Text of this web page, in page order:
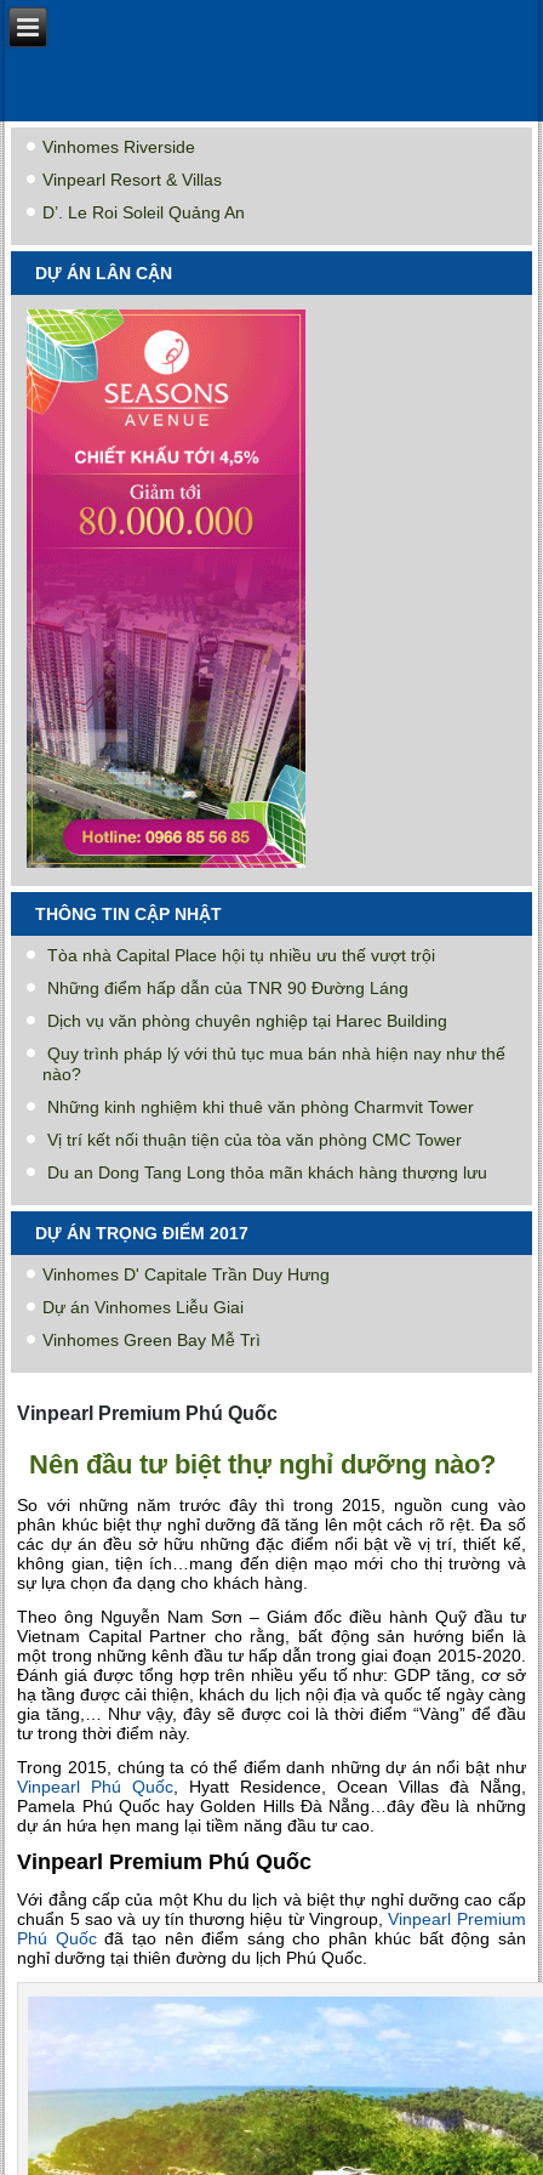
Vinhomes Riverside
Vinpearl Resort & Villas
D’. Le Roi Soleil Quảng An
DỰ ÁN LÂN CẬN
THÔNG TIN CẬP NHẬT
Tòa nhà Capital Place hội tụ nhiều ưu thế vượt trội
Những điểm hấp dẫn của TNR 90 Đường Láng
Dịch vụ văn phòng chuyên nghiệp tại Harec Building
Quy trình pháp lý với thủ tục mua bán nhà hiện nay như thế
nào?
Những kinh nghiệm khi thuê văn phòng Charmvit Tower
Vị trí kết nối thuận tiện của tòa văn phòng CMC Tower
Du an Dong Tang Long thỏa mãn khách hàng thượng lưu
DỰ ÁN TRỌNG ĐIỂM 2017
Vinhomes D' Capitale Trần Duy Hưng
Dự án Vinhomes Liễu Giai
Vinhomes Green Bay Mễ Trì
Vinpearl Premium Phú Quốc
Nên đầu tư biệt thự nghỉ dưỡng nào?
So với những năm trước đây thì trong 2015, nguồn cung vào
phân khúc biệt thự nghỉ dưỡng đã tăng lên một cách rõ rệt. Đa số
các dự án đều sở hữu những đặc điểm nổi bật về vị trí, thiết kế,
không gian, tiện ích…mang đến diện mạo mới cho thị trường và
sự lựa chọn đa dạng cho khách hàng.
Theo ông Nguyễn Nam Sơn – Giám đốc điều hành Quỹ đầu tư
Vietnam Capital Partner cho rằng, bất động sản hướng biển là
một trong những kênh đầu tư hấp dẫn trong giai đoạn 2015-2020.
Đánh giá được tổng hợp trên nhiều yếu tố như: GDP tăng, cơ sở
hạ tầng được cải thiện, khách du lịch nội địa và quốc tế ngày càng
gia tăng,… Như vậy, đây sẽ được coi là thời điểm “Vàng” để đầu
tư trong thời điểm này.
Trong 2015, chúng ta có thể điểm danh những dự án nổi bật như
Vinpearl Phú Quốc, Hyatt Residence, Ocean Villas đà Nẵng,
Pamela Phú Quốc hay Golden Hills Đà Nẵng…đây đều là những
dự án hứa hẹn mang lại tiềm năng đầu tư cao.
Vinpearl Premium Phú Quốc
Với đẳng cấp của một Khu du lịch và biệt thự nghỉ dưỡng cao cấp
chuẩn 5 sao và uy tín thương hiệu từ Vingroup,Vinpearl Premium
Phú Quốcđã tạo nên điểm sáng cho phân khúc bất động sản
nghỉ dưỡng tại thiên đường du lịch Phú Quốc.